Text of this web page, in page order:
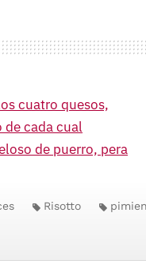
cuatro quesos,
de cada cual
de puerro, pera
Risotto